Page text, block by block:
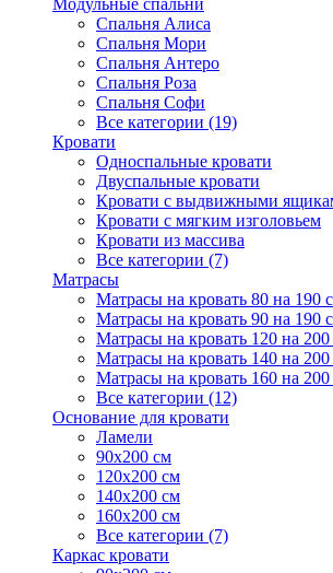
Модульные спальни
Спальня Алиса
Спальня Мори
Спальня Антеро
Спальня Роза
Спальня Софи
Все категории (19)
Кровати
Односпальные кровати
Двуспальные кровати
Кровати с выдвижными
Кровати с мягким изголовьем
Кровати из массива
Все категории (7)
Матрасы
Матрасы на кровать 80 на 190
Матрасы на кровать 90 на 190
Матрасы на кровать 120 на
Матрасы на кровать 140 на
Матрасы на кровать 160 на
Все категории (12)
Основание для кровати
Ламели
90х200 см
120х200 см
140х200 см
160х200 см
Все категории (7)
Каркас кровати